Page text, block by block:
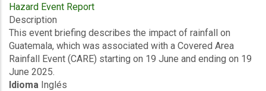
Event
-
Covered
Area
Events
Hazard Event Report
Description
This event briefing describes the impact of rainfall on
Guatemala, which was associated with a Covered Area
Rainfall Event (CARE) starting on 19 June and ending on 19
June 2025.
Idioma Inglés